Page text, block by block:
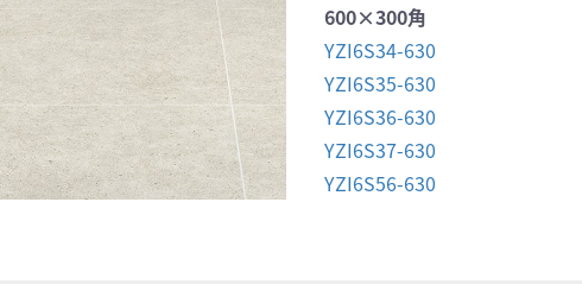
600×300角
YZI6S34-630
YZI6S35-630
YZI6S36-630
YZI6S37-630
YZI6S56-630